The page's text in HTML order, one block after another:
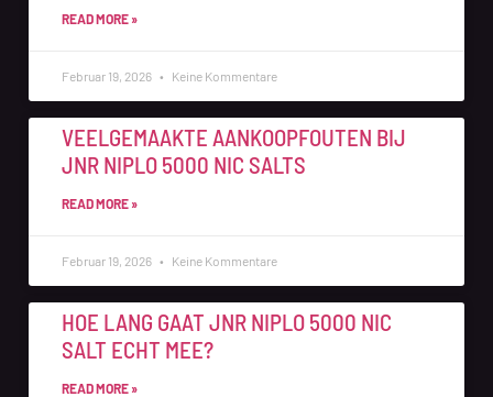
READ MORE »
Februar 19, 2026 Keine Kommentare
VEELGEMAAKTE AANKOOPFOUTEN BIJ
JNR NIPLO 5000 NIC SALTS
READ MORE »
Februar 19, 2026 Keine Kommentare
HOE LANG GAAT JNR NIPLO 5000 NIC
SALT ECHT MEE?
READ MORE »